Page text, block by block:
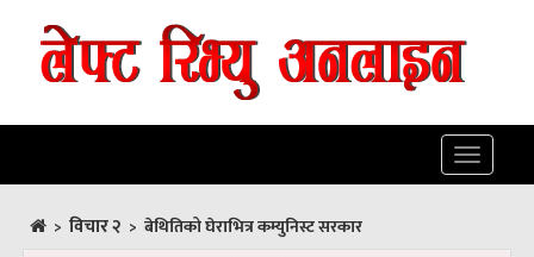
Toggle
> विचार २ > बेथितिको घेराभित्र कम्युनिस्ट सरकार